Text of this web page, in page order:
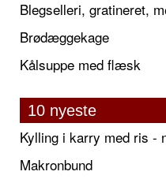
Blegselleri, gratineret,
Brødæggekage
Kålsuppe med flæsk
10 nyeste
Kylling i karry med ris -
Makronbund